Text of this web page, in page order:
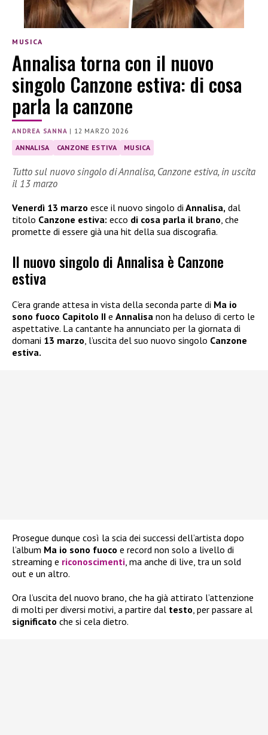
MUSICA
Annalisa torna con il nuovo
singolo Canzone estiva: di cosa
parla la canzone
ANDREA SANNA | 12 MARZO 2026
ANNALISA CANZONE ESTIVA MUSICA
Tutto sul nuovo singolo di Annalisa, Canzone estiva, in uscita
il 13 marzo
Venerdì 13 marzo esce il nuovo singolo di Annalisa, dal
titolo Canzone estiva: ecco di cosa parla il brano , che
promette di essere già una hit della sua discografia.
Il nuovo singolo di Annalisa è Canzone
estiva
C’era grande attesa in vista della seconda parte di Ma io
sono fuoco Capitolo II e Annalisa non ha deluso di certo le
aspettative. La cantante ha annunciato per la giornata di
domani 13 marzo, l’uscita del suo nuovo singolo Canzone
estiva.
Prosegue dunque così la scia dei successi dell’artista dopo
l’album Ma io sono fuoco e record non solo a livello di
streaming e riconoscimenti, ma anche di live, tra un sold
out e un altro.
Ora l’uscita del nuovo brano, che ha già attirato l’attenzione
di molti per diversi motivi, a partire dal testo, per passare al
significato che si cela dietro.